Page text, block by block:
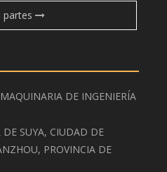
partes
DE INGENIERÍA
SUYA, CIUDAD DE
PROVINCIA DE